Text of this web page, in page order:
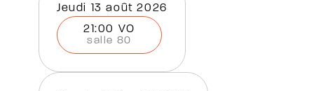
jeudi 13 août 2026
21:00 VO
salle 80